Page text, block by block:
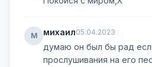
М михаил05.04.2023
думаю он был бы рад
прослушивания на его